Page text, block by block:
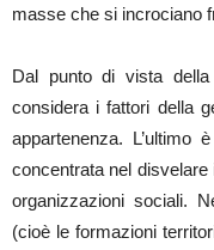
masse che si incrociano
Dal punto di vista della
considera i fattori della
appartenenza. L’ultimo
concentrata nel
organizzazioni sociali.
(cioè le formazioni